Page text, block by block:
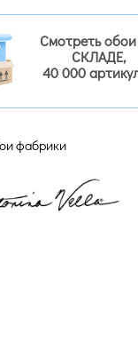
Смотреть
СКЛАДЕ,
40 000
фабрики